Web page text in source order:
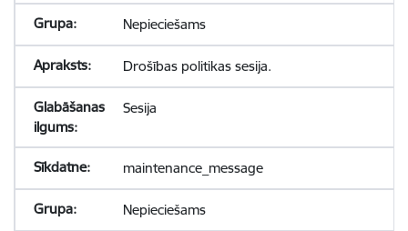
Nepieciešams
Drošības politikas sesija.
Sesija
maintenance_message
Nepieciešams